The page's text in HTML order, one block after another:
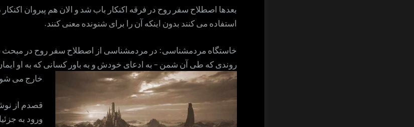
بعدها اصطلاح سفر روح در فرقه اکنکار باب شد و الان هم پیروان
استفاده می کنند بدون اینکه آن را برای شنونده معنی کنند.
خاستگاه مردمشناسی: در مردمشناسی از اصطلاح سفر روح در مبحث
روندی که طی آن شمن – به ادعای خودش و به باور کسانی که به او
خارج می
قصدم از
ورود به